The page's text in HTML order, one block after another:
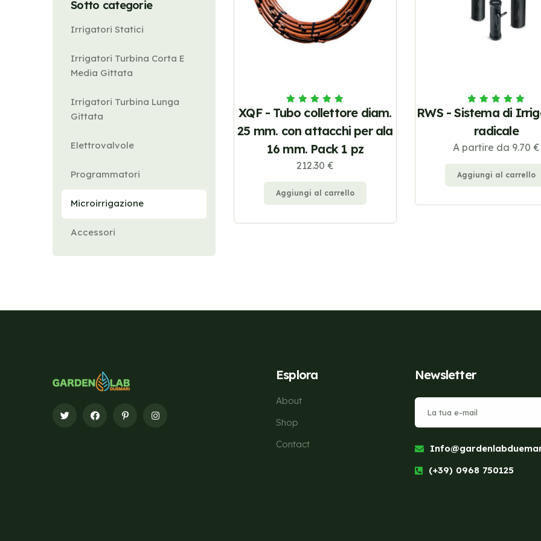
Sotto categorie
Irrigatori Statici
Irrigatori Turbina Corta E
Media Gittata
Irrigatori Turbina Lunga
Gittata
Elettrovalvole
Programmatori
Microirrigazione
Accessori
XQF - Tubo collettore diam.
25 mm. con attacchi per ala
16 mm. Pack 1 pz
212.30 €
Aggiungi al carrello
RWS - Sistema di
radicale
A partire da 9.70 €
Aggiungi al carrello
Esplora
About
Shop
Contact
Newsletter
(+39) 0968 750125